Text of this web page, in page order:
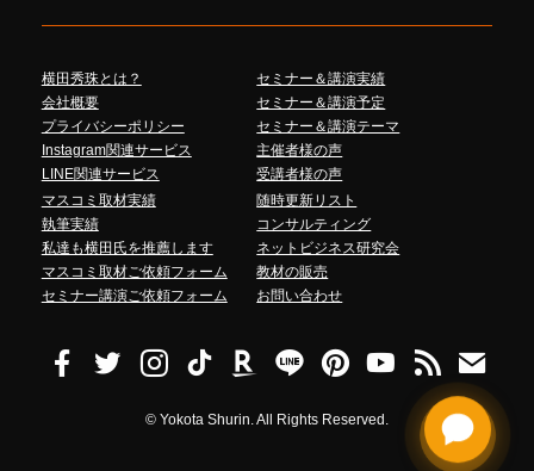
横田秀珠とは？
会社概要
プライバシーポリシー
Instagram関連サービス
LINE関連サービス
セミナー＆講演実績
セミナー＆講演予定
セミナー＆講演テーマ
主催者様の声
受講者様の声
マスコミ取材実績
執筆実績
私達も横田氏を推薦します
マスコミ取材ご依頼フォーム
セミナー講演ご依頼フォーム
随時更新リスト
コンサルティング
ネットビジネス研究会
教材の販売
お問い合わせ
© Yokota Shurin. All Rights Reserved.